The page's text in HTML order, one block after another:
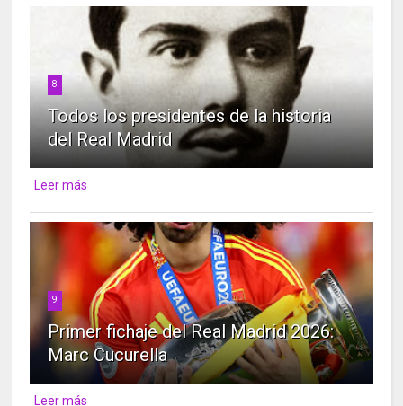
8
Todos los presidentes de la historia
del Real Madrid
Leer más
9
Primer fichaje del Real Madrid 2026:
Marc Cucurella
Leer más